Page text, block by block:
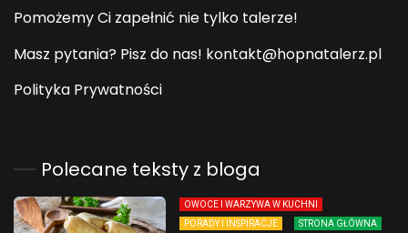
Pomożemy Ci zapełnić nie tylko talerze!
Masz pytania? Pisz do nas! kontakt@hopnatalerz.pl
Polityka Prywatności
Polecane teksty z bloga
OWOCE I WARZYWA W KUCHNI
PORADY I INSPIRACJE
STRONA GŁÓWNA